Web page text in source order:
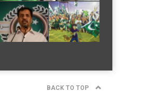
BACK TO TOP